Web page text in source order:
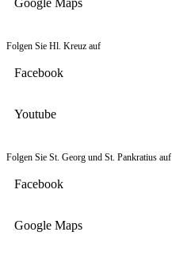
Google Maps
Folgen Sie Hl. Kreuz auf
Facebook
Youtube
Folgen Sie St. Georg und St. Pankratius auf
Facebook
Google Maps